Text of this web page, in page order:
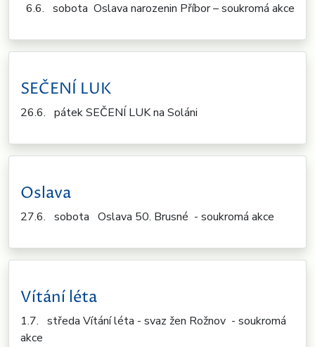
6.6. sobota Oslava narozenin Příbor – soukromá akce
SEČENÍ LUK
26.6. pátek SEČENÍ LUK na Soláni
Oslava
27.6. sobota Oslava 50. Brusné - soukromá akce
Vítání léta
1.7. středa Vítání léta - svaz žen Rožnov - soukromá
akce